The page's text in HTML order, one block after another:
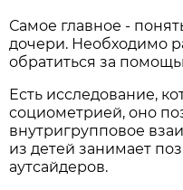
Самое главное -
дочери. Необходимо
обратиться за
Есть исследование,
социометрией, оно
внутригрупповое
из детей занимает
аутсайдеров.